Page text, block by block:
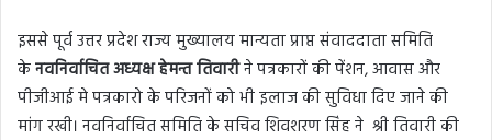
इससे पूर्व उत्तर प्रदेश राज्य मुख्यालय मान्यता प्राप्त संवाददाता समिति
केनवनिर्वाचित अध्यक्ष हेमन्त तिवारीने पत्रकारों की पेंशन, आवास और
पीजीआई मे पत्रकारो के परिजनों को भी इलाज की सुविधा दिए जाने की
मांग रखी। नवनिर्वाचित समिति के सचिव शिवशरण सिंह ने श्री तिवारी की